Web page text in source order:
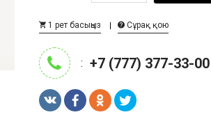
1 рет басыңыз Сұрақ қою
: +7 (777) 377-33-00